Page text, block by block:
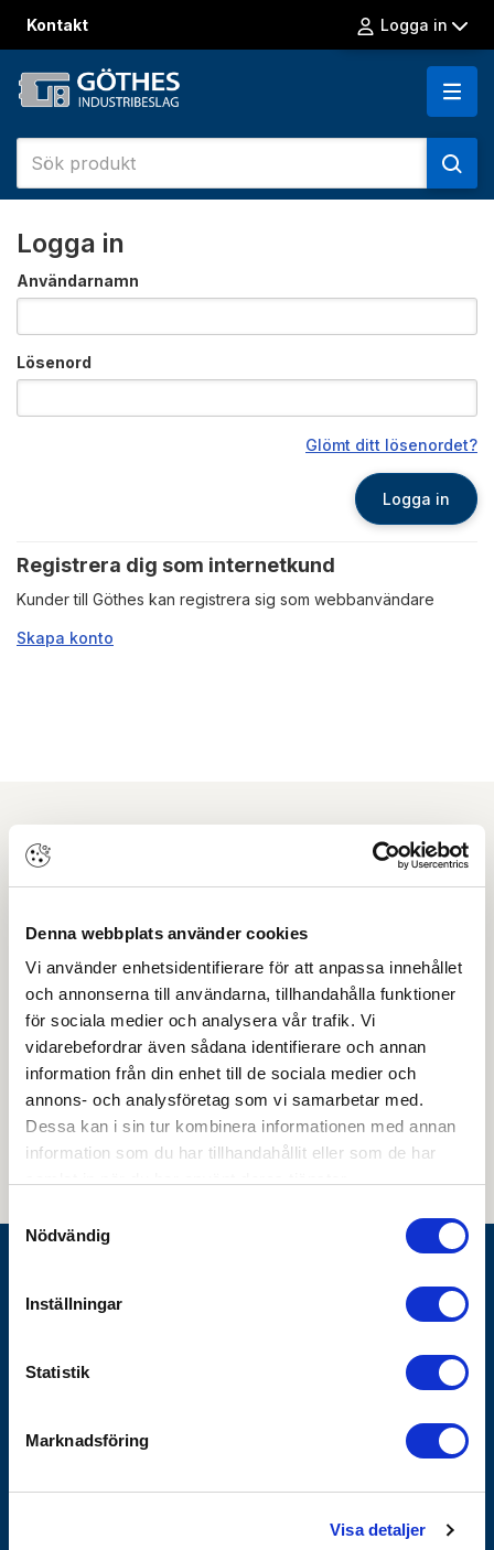
Denna webbplats använder cookies
Vi använder enhetsidentifierare för att anpassa innehållet
och annonserna till användarna, tillhandahålla funktioner
för sociala medier och analysera vår trafik. Vi
vidarebefordrar även sådana identifierare och annan
information från din enhet till de sociala medier och
annons- och analysföretag som vi samarbetar med.
Dessa kan i sin tur kombinera informationen med annan
information som du har tillhandahållit eller som de har
Nödvändig
Inställningar
Statistik
Marknadsföring
Visa detaljer
Kontakt Logga in
Logga in
Användarnamn
Lösenord
Glömt ditt lösenordet?
Logga in
Registrera dig som internetkund
Kunder till Göthes kan registrera sig som webbanvändare
Skapa konto
Nyhetsbrev
Prenumerera på vårt nyhetsbrev och få tips,
guider och senaste nytt direkt i din inkorg.
nyhetsbrev så accepterar du innehållet i vårintegritetspolicy. Du kan hitta
tidigare nyhetsbrev
Box 1928